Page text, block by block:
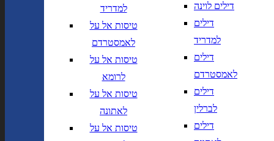
למדריד
טיסות אל על
לאמסטרדם
טיסות אל על
לרומא
טיסות אל על
לאתונה
טיסות אל על
דילים לוינה
דילים
למדריד
דילים
לאמסטרדם
דילים
לברלין
דילים
נחיתה ב
חפש